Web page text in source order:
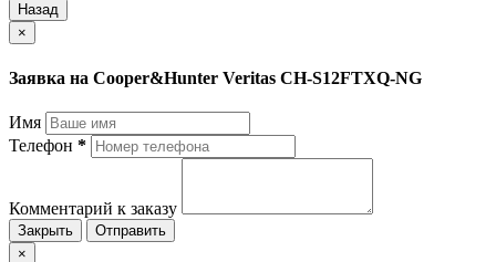
Назад
×
Заявка на Cooper&Hunter Veritas CH-S12FTXQ-NG
Имя
Телефон *
Комментарий к заказу
Закрыть
Отправить
×